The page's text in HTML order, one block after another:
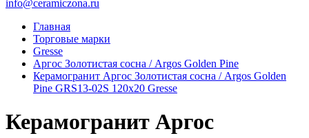
info@ceramiczona.ru
Главная
Торговые марки
Gresse
Аргос Золотистая сосна / Argos Golden Pine
Керамогранит Аргос Золотистая сосна / Argos Golden
Pine GRS13-02S 120x20 Gresse
Керамогранит Аргос